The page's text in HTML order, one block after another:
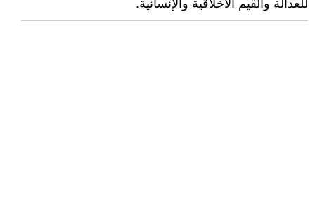
للعدالة والقيم الأخلاقية والإنسانية.